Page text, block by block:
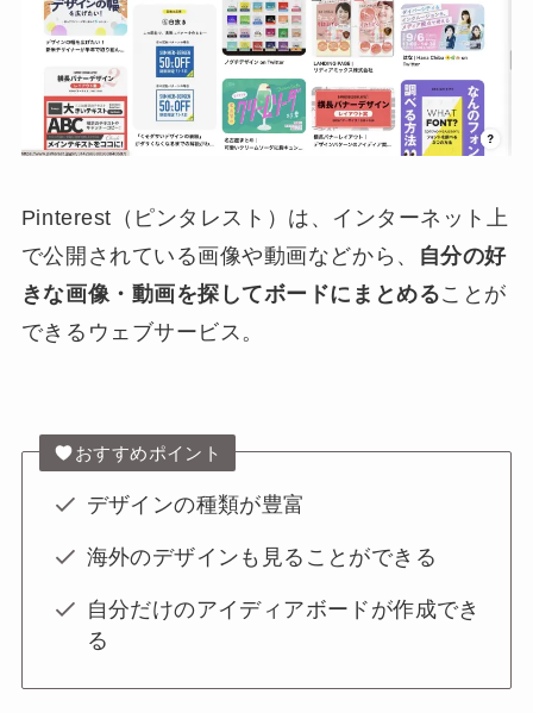
Pinterest（ピンタレスト）は、インターネット上
で公開されている画像や動画などから、
自分の好
きな画像・動画を探してボードにまとめることが
できるウェブサービス。
おすすめポイント
デザインの種類が豊富
海外のデザインも見ることができる
自分だけのアイディアボードが作成でき
る